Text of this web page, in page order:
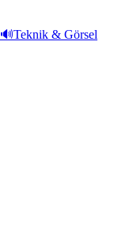
🔊Teknik & Görsel